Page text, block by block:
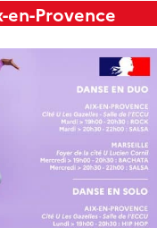
en-Provence